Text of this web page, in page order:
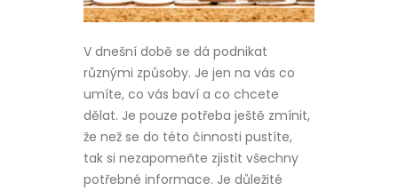
V dnešní době se dá podnikat
různými způsoby. Je jen na vás co
umíte, co vás baví a co chcete
dělat. Je pouze potřeba ještě zmínit,
že než se do této činnosti pustíte,
tak si nezapomeňte zjistit všechny
potřebné informace. Je důležité